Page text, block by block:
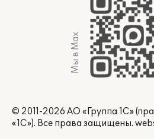
Мы в Max
© 2011-2026 АО «Группа 1С»
«1С»). Все права защищены.